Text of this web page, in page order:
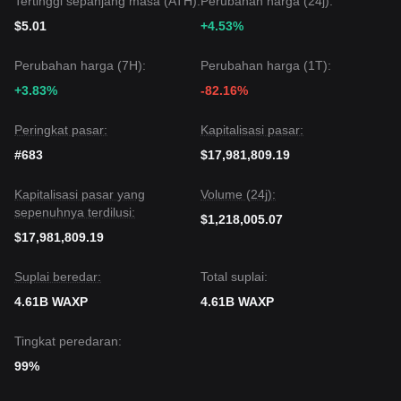
Konsensus umum di kalangan analis adalah bahwa
meskipun WAX mungkin mengalami volatilitas berkelanjutan
dapat menstabil atau berbalik positif jika harga tetap berada
di atas support kritis di
. Namun, sinyal moving
average yang berlaku saat ini menunjukkan bahwa kehati-
$5.01
+4.53%
Perubahan harga (7H):
+3.83%
Perubahan harga (1T):
-82.16%
Peringkat pasar:
#683
Kapitalisasi pasar:
$17,981,809.19
Kapitalisasi pasar yang
sepenuhnya terdilusi:
$17,981,809.19
Volume (24j):
$1,218,005.07
Suplai beredar:
4.61B WAXP
Total suplai:
4.61B WAXP
Tingkat peredaran:
99%